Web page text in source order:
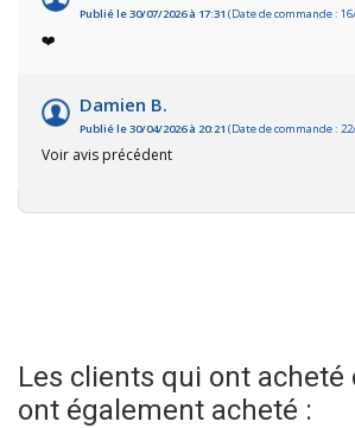
Publié le 30/07/2026 à 17:31 (Date de commande :
❤️
Damien B.
Publié le 30/04/2026 à 20:21 (Date de commande :
Voir avis précédent
Les clients qui ont acheté
ont également acheté :